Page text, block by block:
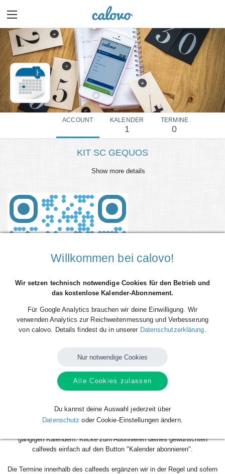
ACCOUNT KALENDER
1
TERMINE
0
KIT SC GEQUOS
Show more details
oder Desktop-PC integrieren? Kein Problem mit den kostenlosen
sobald neue Spieltermine angelegt oder geändert werden, aktualisiert
sich dein Kalender automatisch. Du musst nach dem kostenlosen
einzutragen gehört also der Vergangenheit an. Los geht´s!
gängigen Kalendern. Klicke zum Abonnieren deines gewünschten
calfeeds einfach auf den Button "Kalender abonnieren".
Die Termine innerhalb des calfeeds ergänzen wir in der Regel und sofern
Willkommen bei calovo!
Wir setzen technisch notwendige Cookies für den Betrieb und
das kostenlose Kalender-Abonnement.
Für Google Analytics brauchen wir deine Einwilligung. Wir
verwenden Analytics zur Reichweitenmessung und Verbesserung
von calovo. Details findest du in unserer Datenschutzerklärung
Nur notwendige Cookies
Alle Cookies zulassen
Du kannst deine Auswahl jederzeit über
Datenschutz oder Cookie-Einstellungen ändern.